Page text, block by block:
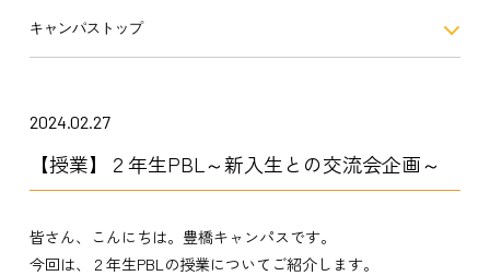
キャンパストップ
2024.02.27
【授業】２年生PBL～新入生との交流会企画～
皆さん、こんにちは。豊橋キャンパスです。
今回は、２年生PBLの授業についてご紹介します。